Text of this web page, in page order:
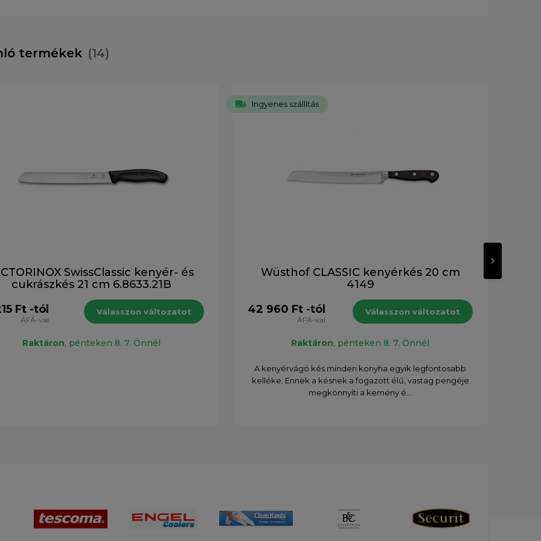
termékek (14)
SwissClassic kenyér- és
cukrászkés 21 cm 6.8633.21B
Ft -tól
ÁFÁ-val
Válasszon változatot
Raktáron, pénteken 8. 7. Önnél
Ingyenes szállítás
Wüsthof CLASSIC kenyérkés 20 cm
4149
42 960 Ft -tól
ÁFÁ-val
Válasszon változatot
Raktáron, pénteken 8. 7. Önnél
A kenyérvágó kés minden konyha egyik legfontosabb
kelléke. Ennek a késnek a fogazott élű, vastag pengéje
megkönnyíti a kemény é...